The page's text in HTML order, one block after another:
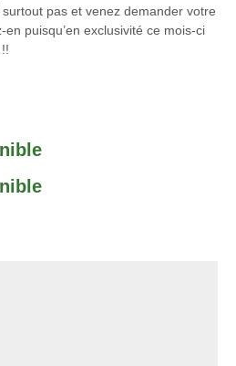
surtout pas et venez demander votre
puisqu’en exclusivité ce mois-ci